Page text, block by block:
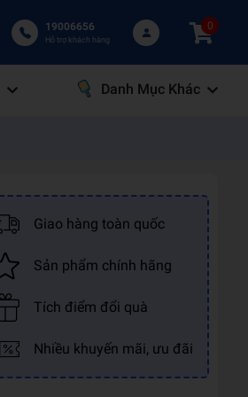
19006656
Hỗ trợ khách hàng
0
Danh Mục Khác
Giao hàng toàn quốc
Sản phẩm chính hãng
Tích điểm đổi quà
Nhiều khuyến mãi, ưu đãi